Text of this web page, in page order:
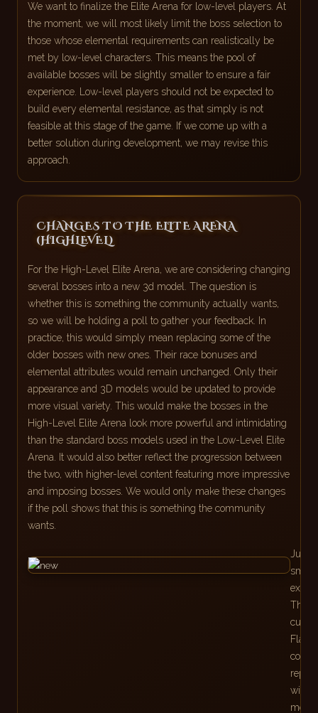
We want to finalize the Elite Arena for low-level players. At
the moment, we will most likely limit the boss selection to
those whose elemental requirements can realistically be
met by low-level characters. This means the pool of
available bosses will be slightly smaller to ensure a fair
experience. Low-level players should not be expected to
build every elemental resistance, as that simply is not
feasible at this stage of the game. If we come up with a
better solution during development, we may revise this
approach.
CHANGES TO THE ELITE ARENA
(HIGHLEVEL)
For the High-Level Elite Arena, we are considering changing
several bosses into a new 3d model. The question is
whether this is something the community actually wants,
so we will be holding a poll to gather your feedback. In
practice, this would simply mean replacing some of the
older bosses with new ones. Their race bonuses and
elemental attributes would remain unchanged. Only their
appearance and 3D models would be updated to provide
more visual variety. This would make the bosses in the
High-Level Elite Arena look more powerful and intimidating
than the standard boss models used in the Low-Level Elite
Arena. It would also better reflect the progression between
the two, with higher-level content featuring more impressive
and imposing bosses. We would only make these changes
if the poll shows that this is something the community
wants.
Just
small
The
could
with a